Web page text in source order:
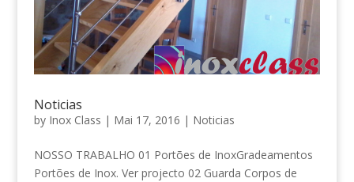
Noticias
by Inox Class | Mai 17, 2016 | Noticias
NOSSO TRABALHO 01 Portões de InoxGradeamentos
Portões de Inox. Ver projecto 02 Guarda Corpos de